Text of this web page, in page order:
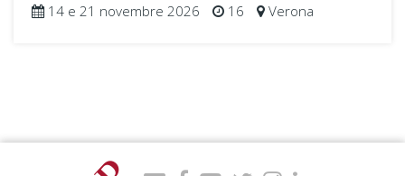
14 e 21 novembre 2026
16 Verona